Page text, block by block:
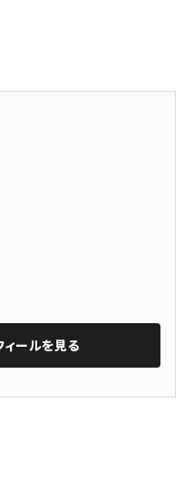
ィールを見る